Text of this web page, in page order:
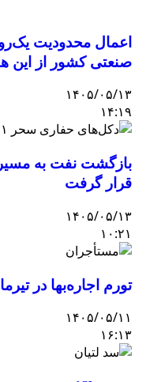
اعمال محدودیت
صنعتی کشور از این
۱۴۰۵/۰۵/۱۳
۱۴:۱۹
قرار گرفت
۱۴۰۵/۰۵/۱۳
۱۰:۲۱
تورم اجاره‌بها در تیرماه به ۳۲.۵
۱۴۰۵/۰۵/۱۱
۱۶:۱۳